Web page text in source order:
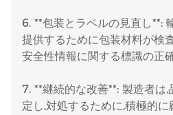
6. **包装とラベルの見直し**:
提供するために包装材料が検
安全性情報に関する標識の正
7. **継続的な改善**: 製造者は
定し,対処するために,積極的